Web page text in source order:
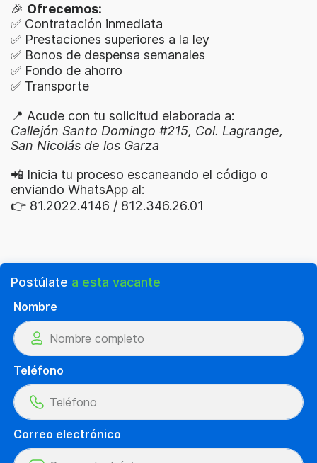
🎉 Ofrecemos:
✅ Contratación inmediata
✅ Prestaciones superiores a la ley
✅ Bonos de despensa semanales
✅ Fondo de ahorro
✅ Transporte
📍 Acude con tu solicitud elaborada a:
Callejón Santo Domingo #215, Col. Lagrange,
San Nicolás de los Garza
📲 Inicia tu proceso escaneando el código o
enviando WhatsApp al:
👉 81.2022.4146 / 812.346.26.01
Postúlate a esta vacante
Nombre
Teléfono
Correo electrónico